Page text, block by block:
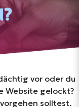
vor oder du
Website gelockt?
solltest.